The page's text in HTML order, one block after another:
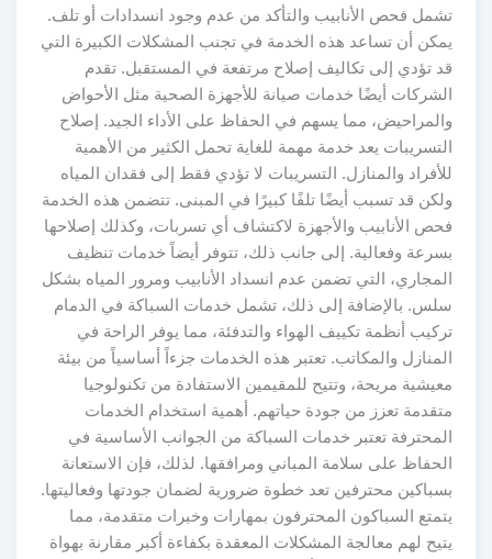
تشمل فحص الأنابيب والتأكد من عدم وجود انسدادات أو تلف.
يمكن أن تساعد هذه الخدمة في تجنب المشكلات الكبيرة التي
قد تؤدي إلى تكاليف إصلاح مرتفعة في المستقبل. تقدم
الشركات أيضًا خدمات صيانة للأجهزة الصحية مثل الأحواض
والمراحيض، مما يسهم في الحفاظ على الأداء الجيد. إصلاح
التسريبات يعد خدمة مهمة للغاية تحمل الكثير من الأهمية
للأفراد والمنازل. التسريبات لا تؤدي فقط إلى فقدان المياه
ولكن قد تسبب أيضًا تلفًا كبيرًا في المبنى. تتضمن هذه الخدمة
فحص الأنابيب والأجهزة لاكتشاف أي تسربات، وكذلك إصلاحها
بسرعة وفعالية. إلى جانب ذلك، تتوفر أيضاً خدمات تنظيف
المجاري، التي تضمن عدم انسداد الأنابيب ومرور المياه بشكل
سلس. بالإضافة إلى ذلك، تشمل خدمات السباكة في الدمام
تركيب أنظمة تكييف الهواء والتدفئة، مما يوفر الراحة في
المنازل والمكاتب. تعتبر هذه الخدمات جزءاً أساسياً من بيئة
معيشية مريحة، وتتيح للمقيمين الاستفادة من تكنولوجيا
متقدمة تعزز من جودة حياتهم. أهمية استخدام الخدمات
المحترفة تعتبر خدمات السباكة من الجوانب الأساسية في
الحفاظ على سلامة المباني ومرافقها. لذلك، فإن الاستعانة
بسباكين محترفين تعد خطوة ضرورية لضمان جودتها وفعاليتها.
يتمتع السباكون المحترفون بمهارات وخبرات متقدمة، مما
يتيح لهم معالجة المشكلات المعقدة بكفاءة أكبر مقارنة بهواة